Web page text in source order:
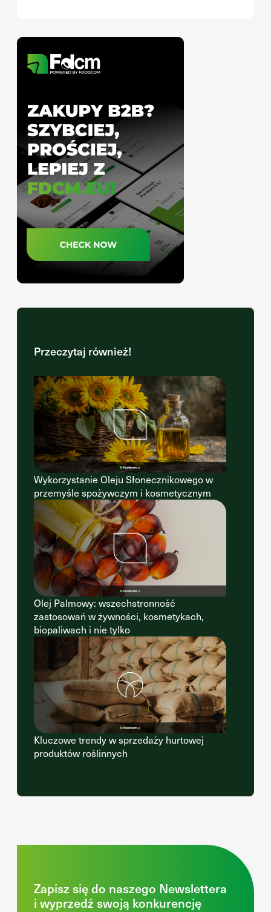
Przeczytaj również!
Wykorzystanie Oleju Słonecznikowego w
przemyśle spożywczym i kosmetycznym
Olej Palmowy: wszechstronność
zastosowań w żywności, kosmetykach,
biopaliwach i nie tylko
Kluczowe trendy w sprzedaży hurtowej
produktów roślinnych
Zapisz się do naszego Newslettera
i wyprzedź swoją konkurencję